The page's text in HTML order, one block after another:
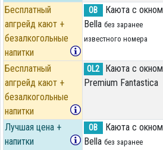
Бесплатный
апгрейд кают +
безалкогольные
напитки
OB
Каюта с окном
Bella без заранее
известного номера
Бесплатный
апгрейд кают +
безалкогольные
напитки
OL2
Каюта с окном
Premium Fantastica
Лучшая цена +
напитки
OB
Каюта с окном
Bella без заранее